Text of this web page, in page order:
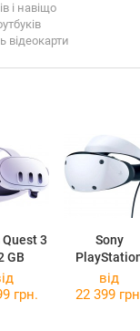
і навіщо
відеокарти
3
GB
Sony
VR2 2023
Game
грн.
від
22 399